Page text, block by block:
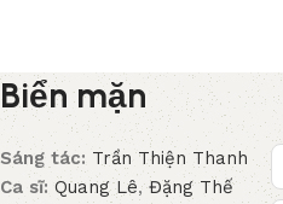
Biển mặn
Sáng tác: Trần Thiện Thanh
Ca sĩ: Quang Lê,Đặng Thế